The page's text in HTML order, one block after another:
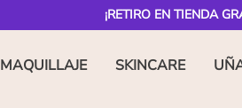
¡RETIRO EN TIENDA
MAQUILLAJE SKINCARE